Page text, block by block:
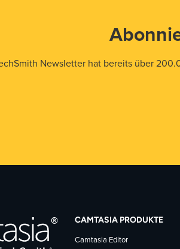
Newsletter hat bereits über
CAMTASIA PRODUKTE
Camtasia Editor